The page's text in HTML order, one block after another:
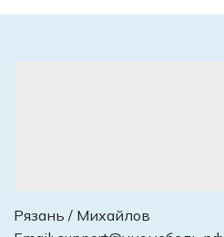
Рязань / Михайлов